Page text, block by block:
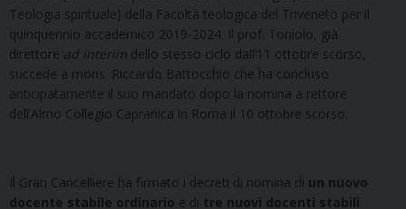
Teologia spirituale) della Facoltà teologica del Triveneto per il
quinquennio accademico 2019-2024. Il prof. Toniolo, già
direttore ad interim dello stesso ciclo dall’11 ottobre scorso,
succede a mons. Riccardo Battocchio che ha concluso
anticipatamente il suo mandato dopo la nomina a rettore
dell’Almo Collegio Capranica in Roma il 10 ottobre scorso.
Il Gran Cancelliere ha firmato i decreti di nomina di un nuovo
docente stabile ordinario e di tre nuovi docenti stabili